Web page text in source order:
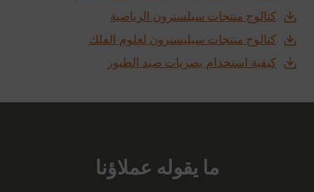
كتالوج منتجات سيلسترون الرياضية
كتالوج منتجات سيليسترون لعلوم الفلك
كيفية استخدام بصريات صيد الطيور
ما يقوله عملاؤنا